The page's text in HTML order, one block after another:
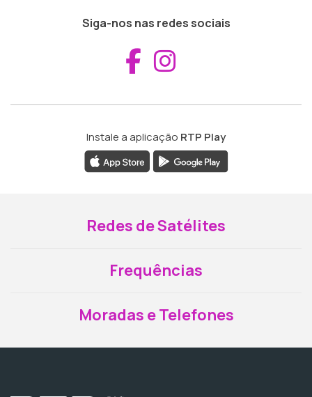
Siga-nos nas redes sociais
Aceder ao
Instale a aplicação RTP Play
Redes de Satélites
Frequências
Moradas e Telefones